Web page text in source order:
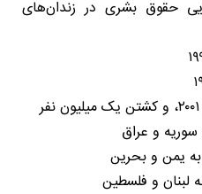
حقوق بشری در زندان‌های